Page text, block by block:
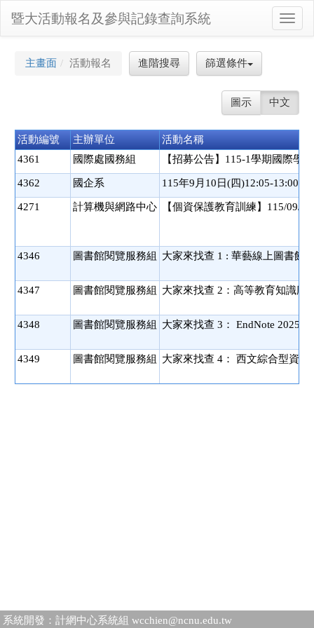
暨大活動報名及參與記錄查詢系統
主畫面 活動報名 進階搜尋 篩選條件
圖示 中文
活動編號 主辦單位
活動名稱
4361
國際處國務組 【招募公告】115-1學期國際學
4362 國企系 115年9月10日(四)12:05-13:00
4271 計算機與網路中心 【個資保護教育訓練】115/09/
4346 圖書館閱覽服務組 大家來找查 1 : 華藝線上圖書館
4347 圖書館閱覽服務組 大家來找查 2：高等教育知識庫
4348 圖書館閱覽服務組 大家來找查 3： EndNote 2025
4349 圖書館閱覽服務組 大家來找查 4： 西文綜合型資料
系統開發：計網中心系統組 wcchien@ncnu.edu.tw